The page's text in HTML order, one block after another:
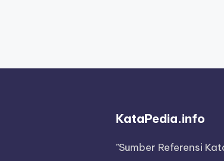
KataPedia.info
"Sumber Referensi